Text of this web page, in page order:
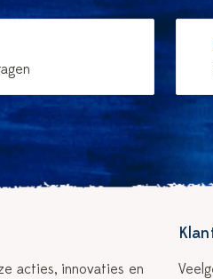
acties, innovaties en